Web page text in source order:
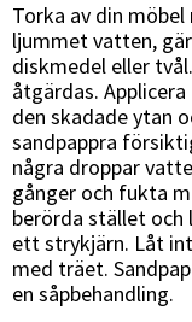
Sverige
Norge
Torka av din
ljummet vatten,
diskmedel eller
åtgärdas.
den skadade ytan
sandpappra
några droppar
gånger och fukta
berörda stället och
ett strykjärn. Låt
med träet.
en såpbehandling.